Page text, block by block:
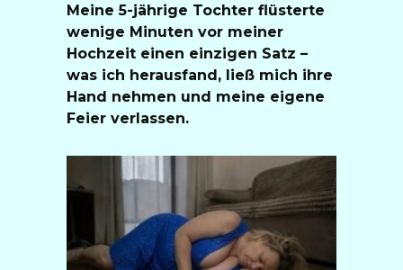
Meine 5-jährige Tochter flüsterte
wenige Minuten vor meiner
Hochzeit einen einzigen Satz –
was ich herausfand, ließ mich ihre
Hand nehmen und meine eigene
Feier verlassen.